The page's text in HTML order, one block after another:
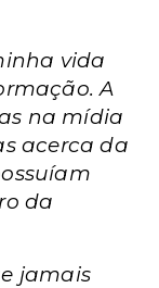
vida
A
na mídia
acerca da
da
jamais